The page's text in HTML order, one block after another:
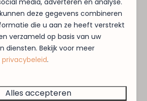
te maken door het
wat de duinen ons bieden.
objecten kunnen onderling
u het wenst kunt u op de kaart
Bungalow reserveren.
deze gegevens combineren
die u aan ze heeft verstrekt
verzameld op basis van uw
diensten. Bekijk voor meer
privacybeleid.
Alles accepteren